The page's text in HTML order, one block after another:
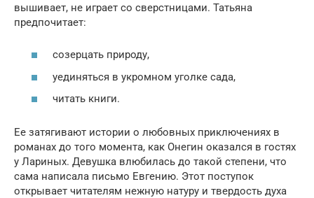
вышивает, не играет со сверстницами. Татьяна
предпочитает:
созерцать природу,
уединяться в укромном уголке сада,
читать книги.
Ее затягивают истории о любовных приключениях в
романах до того момента, как Онегин оказался в гостях
у Лариных. Девушка влюбилась до такой степени, что
сама написала письмо Евгению. Этот поступок
открывает читателям нежную натуру и твердость духа